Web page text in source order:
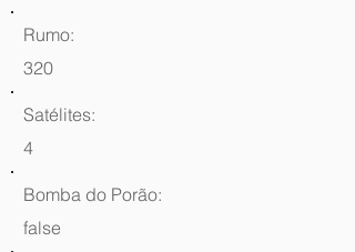
Rumo:
320
Satélites:
4
Bomba do Porão:
false